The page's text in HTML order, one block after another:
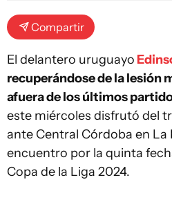
Compartir
El delantero uruguayo
recuperándose de la lesión
afuera de los últimos
este miércoles disfrutó del
ante Central Córdoba en La
encuentro por la quinta
Copa de la Liga 2024.